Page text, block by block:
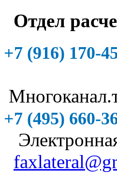
Отдел
+7 (916) 170-
+7 (495) 660-